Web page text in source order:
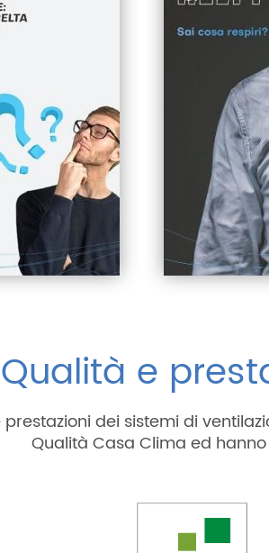
Qualità e
prestazioni dei sistemi di
Qualità Casa Clima ed